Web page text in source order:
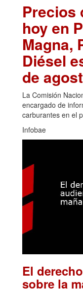
Precios
hoy en
Magna,
Diésel
de
La Comisión
encargado de
carburantes en el
Infobae
El
sobre la